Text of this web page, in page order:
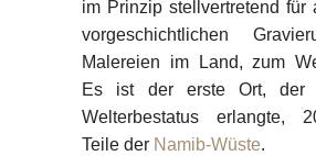
im Prinzip stellvertretend für
vorgeschichtlichen
Malereien im Land, zum
Es ist der erste Ort, der
Welterbestatus erlangte,
Teile der Namib-Wüste.